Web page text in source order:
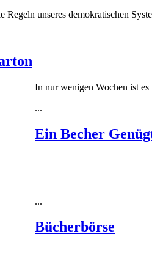
Regeln unseres demokratischen
In nur wenigen Wochen ist
...
Ein Becher
...
Bücherbörse